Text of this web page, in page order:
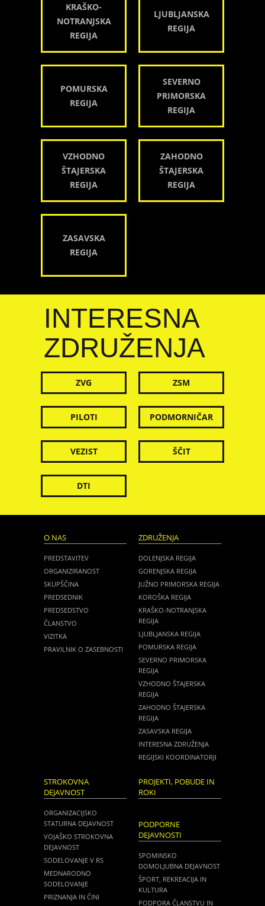
KRAŠKO-
NOTRANJSKA
REGIJA
LJUBLJANSKA
REGIJA
POMURSKA
REGIJA
SEVERNO
PRIMORSKA
REGIJA
VZHODNO
ŠTAJERSKA
REGIJA
ZAHODNO
ŠTAJERSKA
REGIJA
ZASAVSKA
REGIJA
INTERESNA
ZDRUŽENJA
ZVG ZSM
PILOTI PODMORNIČAR
VEZIST ŠČIT
DTI
O NAS
PREDSTAVITEV
ORGANIZIRANOST
SKUPŠČINA
PREDSEDNIK
PREDSEDSTVO
ČLANSTVO
VIZITKA
PRAVILNIK O ZASEBNOSTI
ZDRUŽENJA
DOLENJSKA REGIJA
GORENJSKA REGIJA
JUŽNO PRIMORSKA REGIJA
KOROŠKA REGIJA
KRAŠKO-NOTRANJSKA
REGIJA
LJUBLJANSKA REGIJA
POMURSKA REGIJA
SEVERNO PRIMORSKA
REGIJA
VZHODNO ŠTAJERSKA
REGIJA
ZAHODNO ŠTAJERSKA
REGIJA
ZASAVSKA REGIJA
INTERESNA ZDRUŽENJA
REGIJSKI KOORDINATORJI
STROKOVNA
DEJAVNOST
ORGANIZACIJSKO
STATURNA DEJAVNOST
VOJAŠKO STROKOVNA
DEJAVNOST
SODELOVANJE V RS
MEDNARODNO
SODELOVANJE
PRIZNANJA IN ČINI
PROJEKTI, POBUDE IN
ROKI
PODPORNE
DEJAVNOSTI
SPOMINSKO
DOMOLJUBNA DEJAVNOST
ŠPORT, REKREACIJA IN
KULTURA
PODPORA ČLANSTVU IN